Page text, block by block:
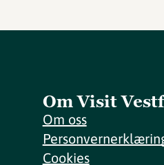
Om Visit
Om oss
Cookies